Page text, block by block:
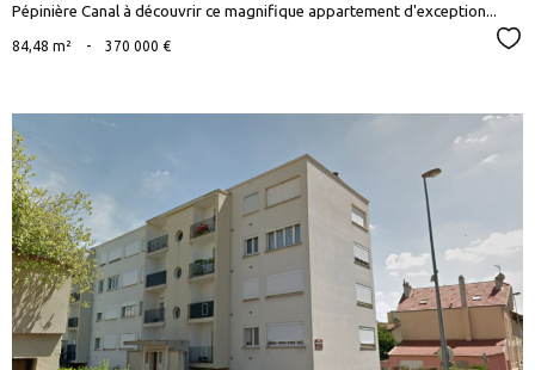
Pépinière Canal à découvrir ce magnifique appartement d'exception...
84,48 m² - 370 000 €
voir le
bien